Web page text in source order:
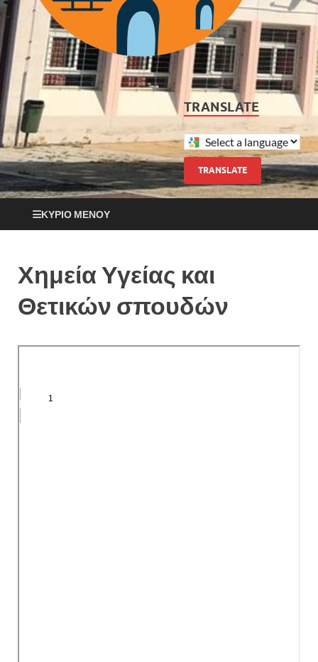
TRANSLATE
TRANSLATE
ΚΎΡΙΟ ΜΕΝΟΎ
Χημεία Υγείας και
Θετικών σπουδών